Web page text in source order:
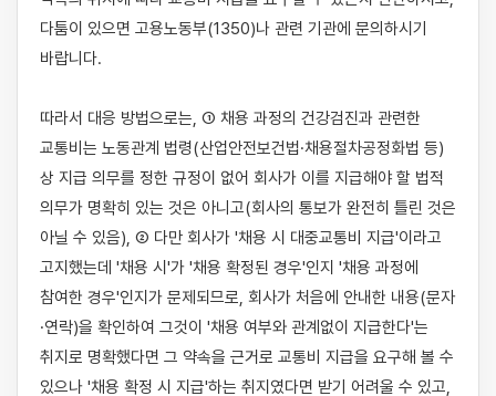
다툼이 있으면 고용노동부(1350)나 관련 기관에 문의하시기
바랍니다.
따라서 대응 방법으로는, ① 채용 과정의 건강검진과 관련한
교통비는 노동관계 법령(산업안전보건법·채용절차공정화법 등)
상 지급 의무를 정한 규정이 없어 회사가 이를 지급해야 할 법적
의무가 명확히 있는 것은 아니고(회사의 통보가 완전히 틀린 것은
아닐 수 있음), ② 다만 회사가 '채용 시 대중교통비 지급'이라고
고지했는데 '채용 시'가 '채용 확정된 경우'인지 '채용 과정에
참여한 경우'인지가 문제되므로, 회사가 처음에 안내한 내용(문자
·연락)을 확인하여 그것이 '채용 여부와 관계없이 지급한다'는
취지로 명확했다면 그 약속을 근거로 교통비 지급을 요구해 볼 수
있으나 '채용 확정 시 지급'하는 취지였다면 받기 어려울 수 있고,